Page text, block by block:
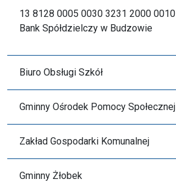
13 8128 0005 0030 3231 2000 0010
Bank Spółdzielczy w Budzowie
Biuro Obsługi Szkół
Gminny Ośrodek Pomocy Społecznej
Zakład Gospodarki Komunalnej
Gminny Żłobek